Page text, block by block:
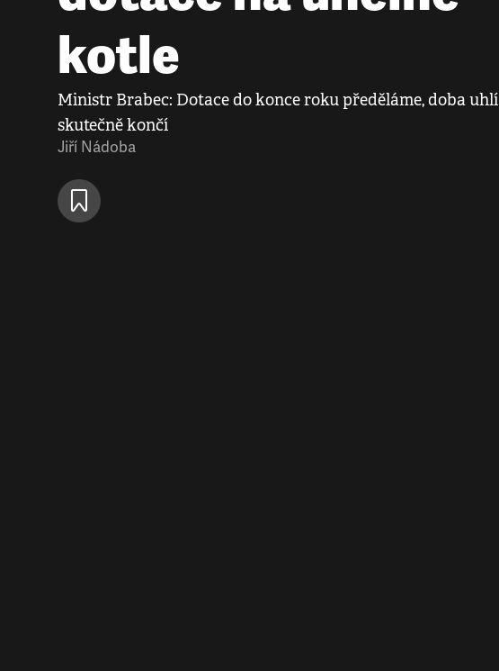
kotle
Ministr Brabec: Dotace do konce roku předěláme, doba uhlí
skutečně končí
Jiří Nádoba